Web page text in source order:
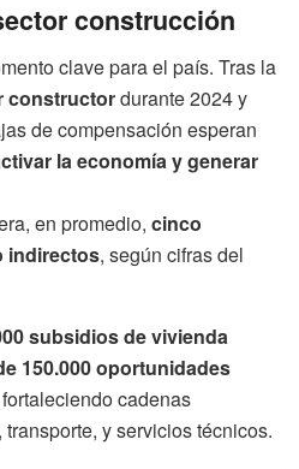
construcción
clave para el país. Tras la
constructordurante 2024 y
de compensación esperan
la economía y generar
en promedio, cinco
indirectos, según cifras del
subsidios de vivienda
150.000 oportunidades
cadenas
y servicios técnicos.